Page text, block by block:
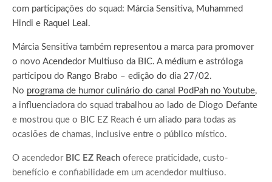
com participações do squad: Márcia Sensitiva, Muhammed
Hindi e Raquel Leal.
Márcia Sensitiva também representou a marca para promover
o novo Acendedor Multiuso da BIC. A médium e astróloga
participou do Rango Brabo – edição do dia 27/02.
No programa de humor culinário do canal PodPah no Youtube,
a influenciadora do squad trabalhou ao lado de Diogo Defante
e mostrou que o BIC EZ Reach é um aliado para todas as
ocasiões de chamas, inclusive entre o público místico.
O acendedor BIC EZ Reach oferece praticidade, custo-
benefício e confiabilidade em um acendedor multiuso.